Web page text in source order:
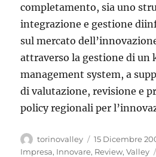
completamento, sia uno
integrazione e gestione
sul mercato
attraverso la gestione di un
management system, a
di valutazione, revisione e
policy regionali per
Autore
torinovalley
Pubblicato
il
15 Dicembre
Impresa, Innovare, Review,Valley